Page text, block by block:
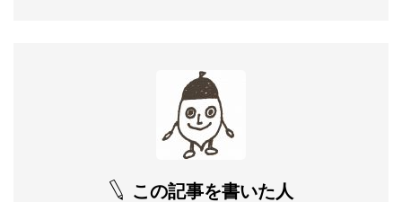
この記事を書いた人